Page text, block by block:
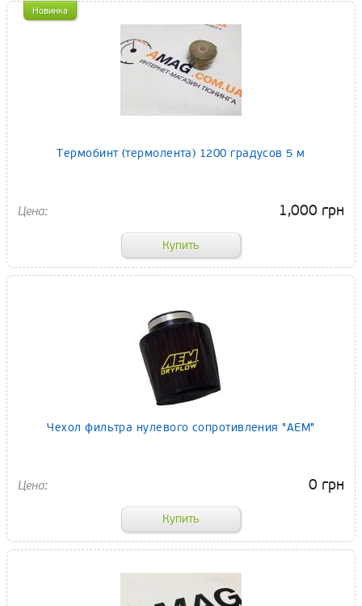
Новинка
Термобинт (термолента) 1200 градусов 5 м
1,000 грн
Чехол фильтра нулевого сопротивления "AEM"
0 грн